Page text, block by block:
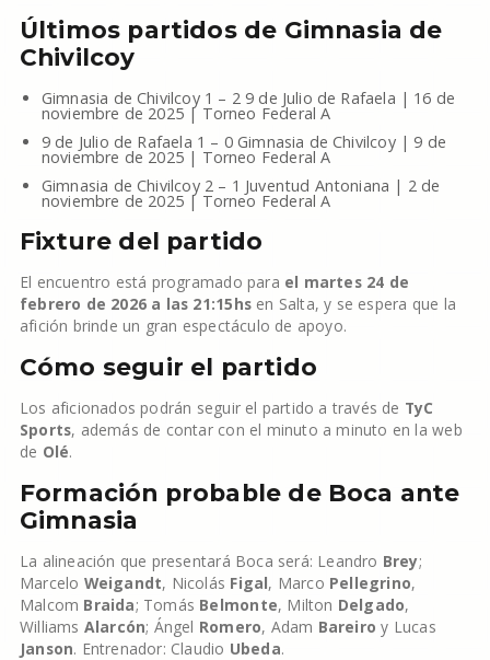
Últimos partidos de Gimnasia de
Chivilcoy
Gimnasia de Chivilcoy 1 – 2 9 de Julio de Rafaela | 16 de
noviembre de 2025 | Torneo Federal A
9 de Julio de Rafaela 1 – 0 Gimnasia de Chivilcoy | 9 de
noviembre de 2025 | Torneo Federal A
Gimnasia de Chivilcoy 2 – 1 Juventud Antoniana | 2 de
noviembre de 2025 | Torneo Federal A
Fixture del partido
El encuentro está programado para el martes 24 de
febrero de 2026 a las 21:15hsen Salta, y se espera que la
afición brinde un gran espectáculo de apoyo.
Cómo seguir el partido
Los aficionados podrán seguir el partido a través de TyC
Sports, además de contar con el minuto a minuto en la web
de Olé.
Formación probable de Boca ante
Gimnasia
La alineación que presentará Boca será: Leandro Brey;
Marcelo Weigandt, Nicolás Figal, Marco Pellegrino,
Malcom Braida; Tomás Belmonte, Milton Delgado,
Williams Alarcón; Ángel Romero, Adam Bareiro y Lucas
Janson. Entrenador: Claudio Ubeda.